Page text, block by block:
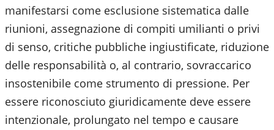
manifestarsi come esclusione sistematica dalle
riunioni, assegnazione di compiti umilianti o privi
di senso, critiche pubbliche ingiustificate, riduzione
delle responsabilità o, al contrario, sovraccarico
insostenibile come strumento di pressione. Per
essere riconosciuto giuridicamente deve essere
intenzionale, prolungato nel tempo e causare